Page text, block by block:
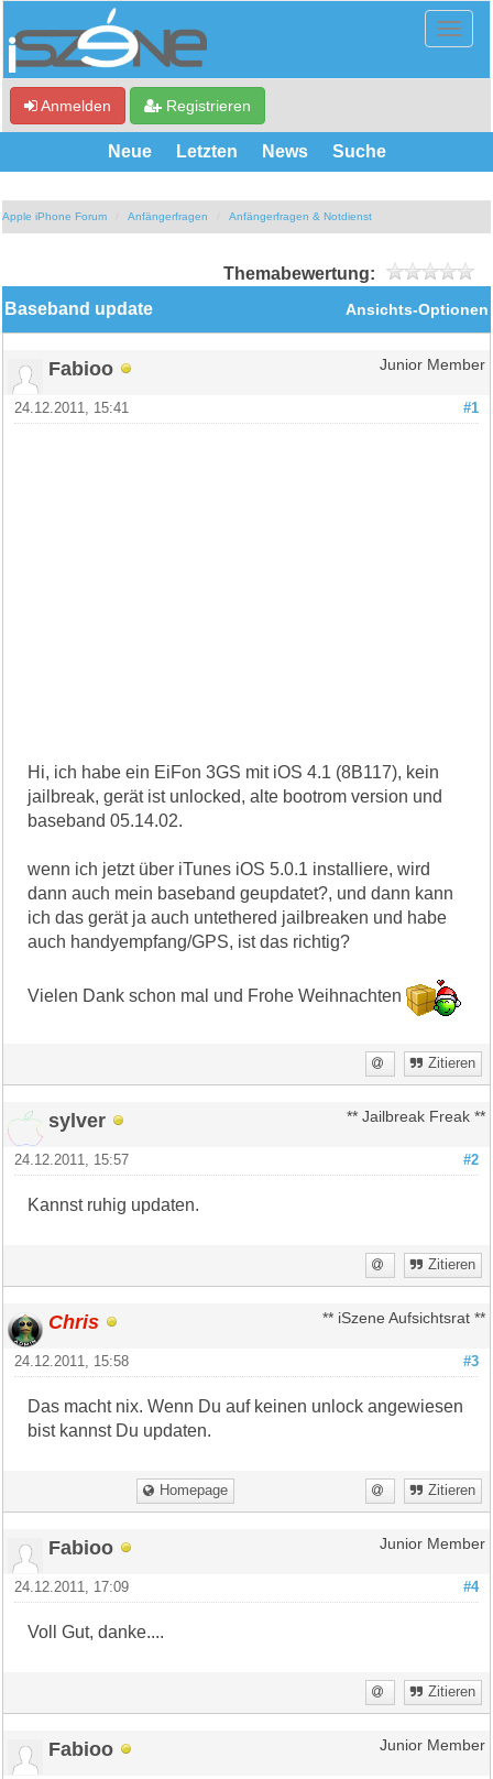
Anmelden Registrieren
Neue Letzten News Suche
Apple iPhone Forum Anfängerfragen Anfängerfragen & Notdienst
Themabewertung:
Ansichts-Optionen
Baseband update
Fabioo Junior Member
#1
24.12.2011, 15:41
Hi, ich habe ein EiFon 3GS mit iOS 4.1 (8B117), kein
jailbreak, gerät ist unlocked, alte bootrom version und
baseband 05.14.02.
wenn ich jetzt über iTunes iOS 5.0.1 installiere, wird
dann auch mein baseband geupdatet?, und dann kann
ich das gerät ja auch untethered jailbreaken und habe
auch handyempfang/GPS, ist das richtig?
Vielen Dank schon mal und Frohe Weihnachten
Zitieren
sylver ** Jailbreak Freak **
#2
24.12.2011, 15:57
Kannst ruhig updaten.
Zitieren
Chris ** iSzene Aufsichtsrat **
#3
24.12.2011, 15:58
Das macht nix. Wenn Du auf keinen unlock angewiesen
bist kannst Du updaten.
Homepage Zitieren
Fabioo Junior Member
#4
24.12.2011, 17:09
Voll Gut, danke....
Zitieren
Fabioo Junior Member